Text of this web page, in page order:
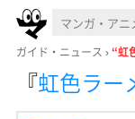
ガイド・ニュース “虹
『虹色ラー